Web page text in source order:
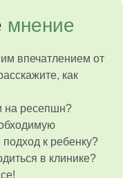
мнение
впечатлением от
как
на ресепшн?
к ребенку?
в клинике?